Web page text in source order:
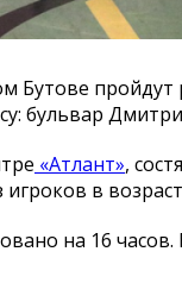
Бутове
бульвар
«Атлант»,
в
на 16